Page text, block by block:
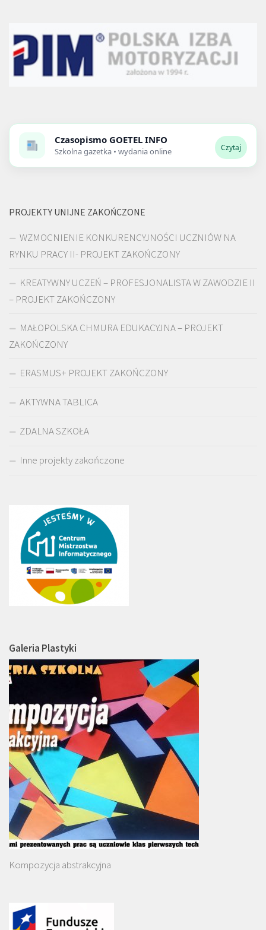
Czasopismo GOETEL INFO
Szkolna gazetka • wydania online Czytaj
PROJEKTY UNIJNE ZAKOŃCZONE
WZMOCNIENIE KONKURENCYJNOŚCI UCZNIÓW NA
RYNKU PRACY II- PROJEKT ZAKOŃCZONY
KREATYWNY UCZEŃ – PROFESJONALISTA W ZAWODZIE II
– PROJEKT ZAKOŃCZONY
MAŁOPOLSKA CHMURA EDUKACYJNA – PROJEKT
ZAKOŃCZONY
ERASMUS+ PROJEKT ZAKOŃCZONY
AKTYWNA TABLICA
ZDALNA SZKOŁA
Inne projekty zakończone
Galeria Plastyki
Kompozycja abstrakcyjna